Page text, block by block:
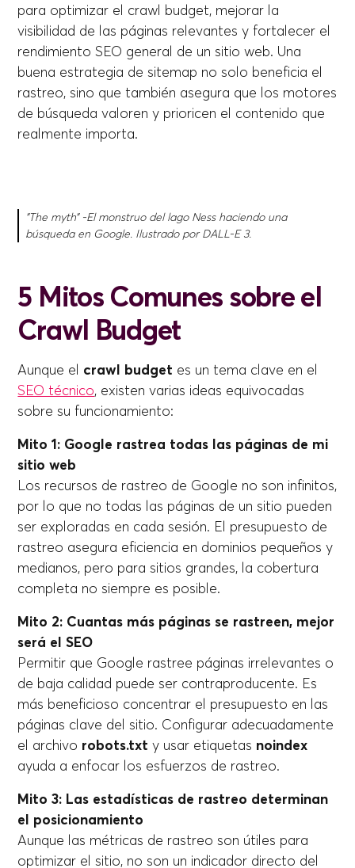
para optimizar el crawl budget, mejorar la
visibilidad de las páginas relevantes y fortalecer el
rendimiento SEO general de un sitio web. Una
buena estrategia de sitemap no solo beneficia el
rastreo, sino que también asegura que los motores
de búsqueda valoren y prioricen el contenido que
realmente importa.
"The myth” -El monstruo del lago Ness haciendo una
búsqueda en Google. Ilustrado por DALL-E 3.
5 Mitos Comunes sobre el
Crawl Budget
Aunque el crawl budget es un tema clave en el
SEO técnico, existen varias ideas equivocadas
sobre su funcionamiento:
Mito 1: Google rastrea todas las páginas de mi
sitio web
Los recursos de rastreo de Google no son infinitos,
por lo que no todas las páginas de un sitio pueden
ser exploradas en cada sesión. El presupuesto de
rastreo asegura eficiencia en dominios pequeños y
medianos, pero para sitios grandes, la cobertura
completa no siempre es posible.
Mito 2: Cuantas más páginas se rastreen, mejor
será el SEO
Permitir que Google rastree páginas irrelevantes o
de baja calidad puede ser contraproducente. Es
más beneficioso concentrar el presupuesto en las
páginas clave del sitio. Configurar adecuadamente
el archivo robots.txt y usar etiquetas noindex
ayuda a enfocar los esfuerzos de rastreo.
Mito 3: Las estadísticas de rastreo determinan
el posicionamiento
Aunque las métricas de rastreo son útiles para
optimizar el sitio, no son un indicador directo del